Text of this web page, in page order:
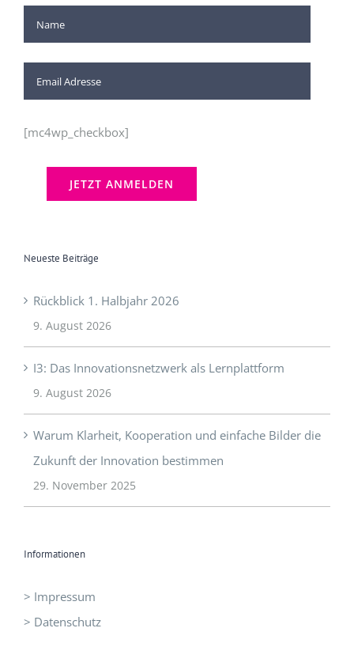
[mc4wp_checkbox]
Neueste Beiträge
Rückblick 1. Halbjahr 2026
9. August 2026
I3: Das Innovationsnetzwerk als Lernplattform
9. August 2026
Warum Klarheit, Kooperation und einfache Bilder die
Zukunft der Innovation bestimmen
29. November 2025
Informationen
> Impressum
> Datenschutz